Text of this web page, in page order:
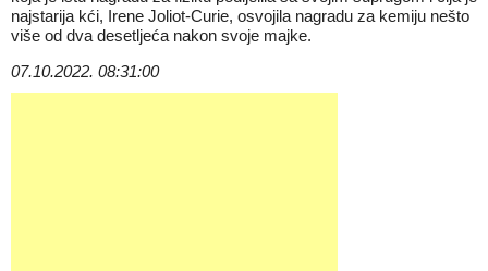
najstarija kći, Irene Joliot-Curie, osvojila nagradu za kemiju nešto
više od dva desetljeća nakon svoje majke.
07.10.2022. 08:31:00